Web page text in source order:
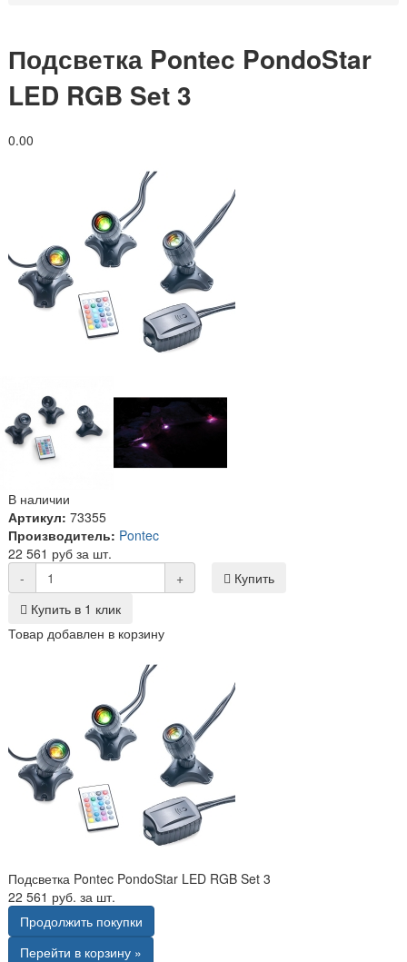
Подсветка Pontec PondoStar
LED RGB Set 3
0.00
В наличии
Артикул: 73355
Производитель: Pontec
22 561 руб за шт.
-
+
Купить
Купить в 1 клик
Товар добавлен в корзину
Подсветка Pontec PondoStar LED RGB Set 3
22 561 руб. за шт.
Продолжить покупки
Перейти в корзину »